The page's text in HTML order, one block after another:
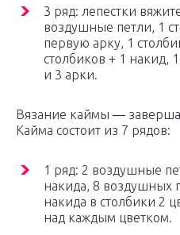
3 ряд: лепестки
воздушные петли, 1
первую арку, 1
столбиков + 1 накид,
и 3 арки.
Вязание каймы —
Кайма состоит из 7 рядов:
1 ряд: 2 воздушные
накида, 8 воздушных
накида в столбики 2
над каждым цветком.